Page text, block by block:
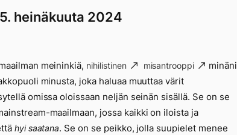
heinäkuuta 2024
meininkiä, nihilistinen misantrooppi
minäni
minusta, joka haluaa muuttaa värit
omissa oloissaan neljän seinän sisällä. Se on se
maailmaan, jossa kaikki on iloista ja
hyi saatana. Se on se peikko, jolla suupielet menee